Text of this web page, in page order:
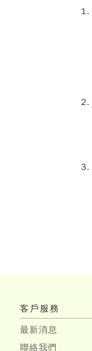
客戶服務
最新消息
聯絡我們